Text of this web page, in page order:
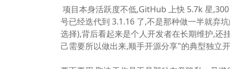
项目本身活跃度不低,GitHub 上快 5.7k 星
号已经迭代到 3.1.16 了,不是那种做一半就弃
选择),背后看起来是个人开发者在长期维护,
己需要所以做出来,顺手开源分享"的典型独立